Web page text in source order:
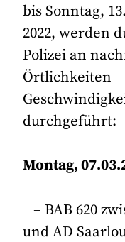
bis Sonntag,
2022, werden
Polizei an
Örtlichkeiten
durchgeführt:
Montag,
– BAB 620
und AD